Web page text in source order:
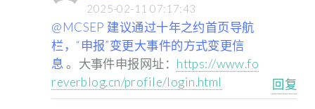
2025-02-11 07:17:43
@MCSEP 建议通过十年之约首页导航
栏，“申报”变更大事件的方式变更信
息 。大事件申报网址： https://www.fo
reverblog.cn/profile/login.html
回复